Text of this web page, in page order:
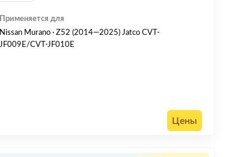
Применяется для
Nissan Murano · Z52 (2014—2025) Jatco CVT-
JF009E/CVT-JF010E
Цены